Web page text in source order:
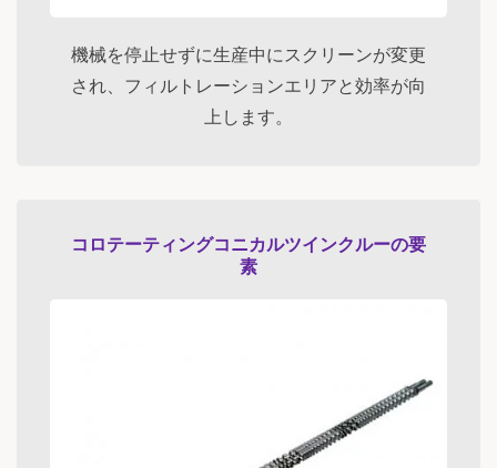
機械を停止せずに生産中にスクリーンが変更
され、フィルトレーションエリアと効率が向
上します。
コロテーティングコニカルツインクルーの要
素